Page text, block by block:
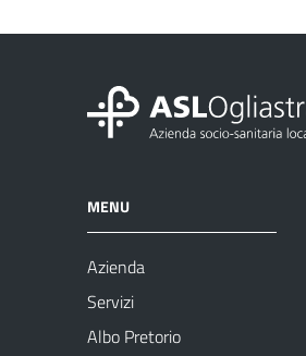
MENU
Azienda
Servizi
Albo Pretorio